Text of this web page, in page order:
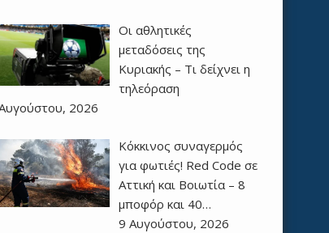
Οι αθλητικές
μεταδόσεις της
Κυριακής – Τι δείχνει η
τηλεόραση
2026
Κόκκινος συναγερμός
για φωτιές! Red Code σε
Αττική και Βοιωτία – 8
μποφόρ και 40…
9 Αυγούστου, 2026